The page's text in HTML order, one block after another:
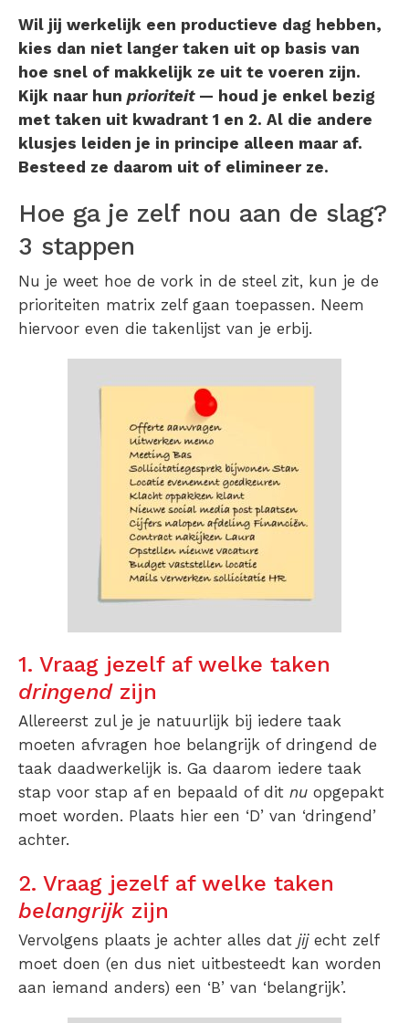
Wil jij werkelijk een productieve dag hebben,
kies dan niet langer taken uit op basis van
hoe snel of makkelijk ze uit te voeren zijn.
Kijk naar hun prioriteit — houd je enkel bezig
met taken uit kwadrant 1 en 2. Al die andere
klusjes leiden je in principe alleen maar af.
Besteed ze daarom uit of elimineer ze.
Hoe ga je zelf nou aan de slag?
3 stappen
Nu je weet hoe de vork in de steel zit, kun je de
prioriteiten matrix zelf gaan toepassen. Neem
hiervoor even die takenlijst van je erbij.
1. Vraag jezelf af welke taken
dringendzijn
Allereerst zul je je natuurlijk bij iedere taak
moeten afvragen hoe belangrijk of dringend de
taak daadwerkelijk is. Ga daarom iedere taak
stap voor stap af en bepaald of dit nu opgepakt
moet worden. Plaats hier een ‘D’ van ‘dringend’
achter.
2. Vraag jezelf af welke taken
belangrijk zijn
Vervolgens plaats je achter alles dat jijecht zelf
moet doen (en dus niet uitbesteedt kan worden
aan iemand anders) een ‘B’ van ‘belangrijk’.